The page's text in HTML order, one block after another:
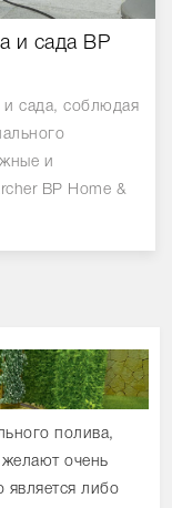
и сада BP
и сада, соблюдая
и
BP Home &
полива,
очень
является либо